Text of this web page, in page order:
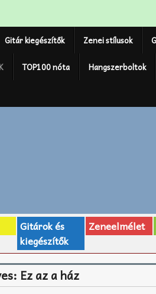
Gitár kiegészítők Zenei stílusok
TOP100 nóta Hangszerboltok
Gitárok és
kiegészítők
Zeneelmélet
Ez az a ház